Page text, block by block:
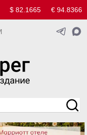
$ 82.1665 € 94.8366